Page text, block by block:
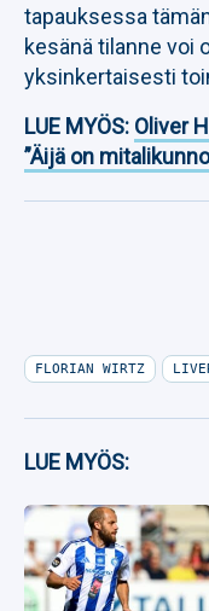
tapauksessa
kesänä tilanne voi
yksinkertaisesti
LUE MYÖS: Oliver
”Äijä on
FLORIAN WIRTZ
LUE MYÖS: